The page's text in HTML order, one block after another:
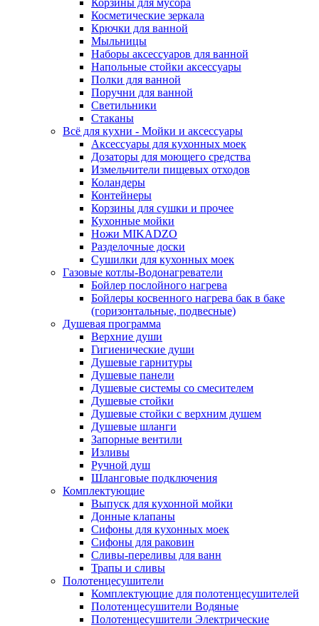
Корзины для мусора
Косметические зеркала
Крючки для ванной
Мыльницы
Наборы аксессуаров для ванной
Напольные стойки аксессуары
Полки для ванной
Поручни для ванной
Светильники
Стаканы
Всё для кухни - Мойки и аксессуары
Аксессуары для кухонных моек
Дозаторы для моющего средства
Измельчители пищевых отходов
Коландеры
Контейнеры
Корзины для сушки и прочее
Кухонные мойки
Ножи MIKADZO
Разделочные доски
Сушилки для кухонных моек
Газовые котлы-Водонагреватели
Бойлер послойного нагрева
Бойлеры косвенного нагрева бак в баке
(горизонтальные, подвесные)
Душевая программа
Верхние души
Гигиенические души
Душевые гарнитуры
Душевые панели
Душевые системы со смесителем
Душевые стойки
Душевые стойки с верхним душем
Душевые шланги
Запорные вентили
Изливы
Ручной душ
Шланговые подключения
Комплектующие
Выпуск для кухонной мойки
Донные клапаны
Сифоны для кухонных моек
Сифоны для раковин
Сливы-переливы для ванн
Трапы и сливы
Полотенцесушители
Комплектующие для полотенцесушителей
Полотенцесушители Водяные
Полотенцесушители Электрические